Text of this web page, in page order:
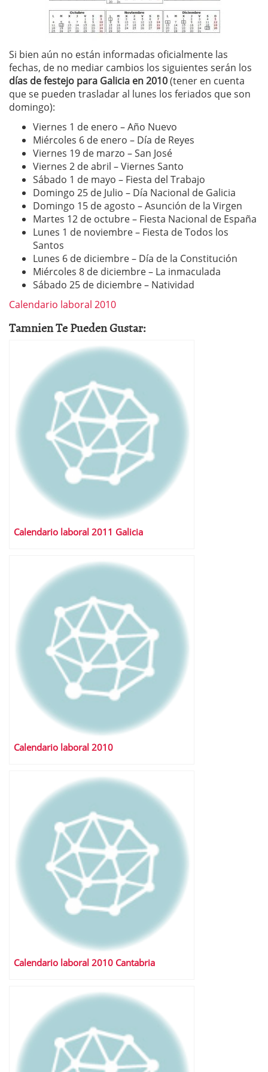
Si bien aún no están informadas oficialmente las
fechas, de no mediar cambios los siguientes serán los
días de festejo para Galicia en 2010(tener en cuenta
que se pueden trasladar al lunes los feriados que son
domingo):
Viernes 1 de enero – Año Nuevo
Miércoles 6 de enero – Día de Reyes
Viernes 19 de marzo – San José
Viernes 2 de abril – Viernes Santo
Sábado 1 de mayo – Fiesta del Trabajo
Domingo 25 de Julio – Día Nacional de Galicia
Domingo 15 de agosto – Asunción de la Virgen
Martes 12 de octubre – Fiesta Nacional de España
Lunes 1 de noviembre – Fiesta de Todos los
Santos
Lunes 6 de diciembre – Día de la Constitución
Miércoles 8 de diciembre – La inmaculada
Sábado 25 de diciembre – Natividad
Calendario laboral 2010
Tamnien Te Pueden Gustar:
Calendario laboral 2011 Galicia
Calendario laboral 2010
Calendario laboral 2010 Cantabria